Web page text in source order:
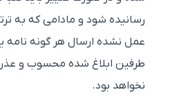
رسانیده شود و مادامی که به ترتیب
عمل نشده ارسال هر گونه نامه یا
طرفین ابلاغ شده محسوب و عذر
نخواهد بود.